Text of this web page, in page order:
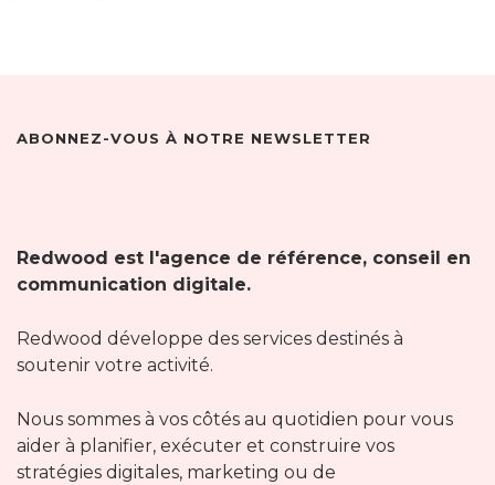
ABONNEZ-VOUS À NOTRE NEWSLETTER
Redwood est l'agence de référence, conseil en
communication digitale.
Redwood développe des services destinés à
soutenir votre activité.
Nous sommes à vos côtés au quotidien pour vous
aider à planifier, exécuter et construire vos
stratégies digitales, marketing ou de